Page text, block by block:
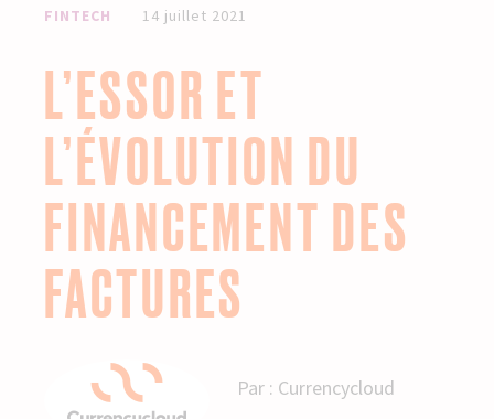
FINTECH 14 juillet 2021
L’ESSOR ET
L’ÉVOLUTION DU
FINANCEMENT DES
FACTURES
Par : Currencycloud